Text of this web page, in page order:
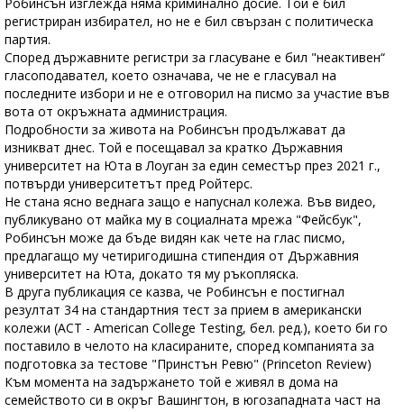
регистриран избирател, но не е бил свързан с политическа
партия.
Според държавните регистри за гласуване е бил "неактивен“
гласоподавател, което означава, че не е гласувал на
последните избори и не е отговорил на писмо за участие във
вота от окръжната администрация.
Подробности за живота на Робинсън продължават да
изникват днес. Той е посещавал за кратко Държавния
университет на Юта в Лоуган за един семестър през 2021 г.,
потвърди университетът пред Ройтерс.
Не стана ясно веднага защо е напуснал колежа. Във видео,
публикувано от майка му в социалната мрежа "Фейсбук",
Робинсън може да бъде видян как чете на глас писмо,
предлагащо му четиригодишна стипендия от Държавния
университет на Юта, докато тя му ръкопляска.
В друга публикация се казва, че Робинсън е постигнал
резултат 34 на стандартния тест за прием в американски
колежи (ACT - American College Testing, бел. ред.), което би го
поставило в челото на класираните, според компанията за
подготовка за тестове "Принстън Ревю" (Princeton Review)
Към момента на задържането той е живял в дома на
семейството си в окръг Вашингтон, в югозападната част на